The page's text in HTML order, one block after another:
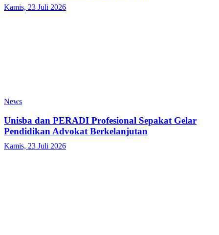
Kamis, 23 Juli 2026
News
Unisba dan PERADI Profesional Sepakat Gelar
Pendidikan Advokat Berkelanjutan
Kamis, 23 Juli 2026